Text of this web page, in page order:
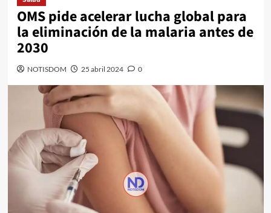
OMS pide acelerar lucha global para
la eliminación de la malaria antes de
2030
NOTISDOM 25 abril 2024 0